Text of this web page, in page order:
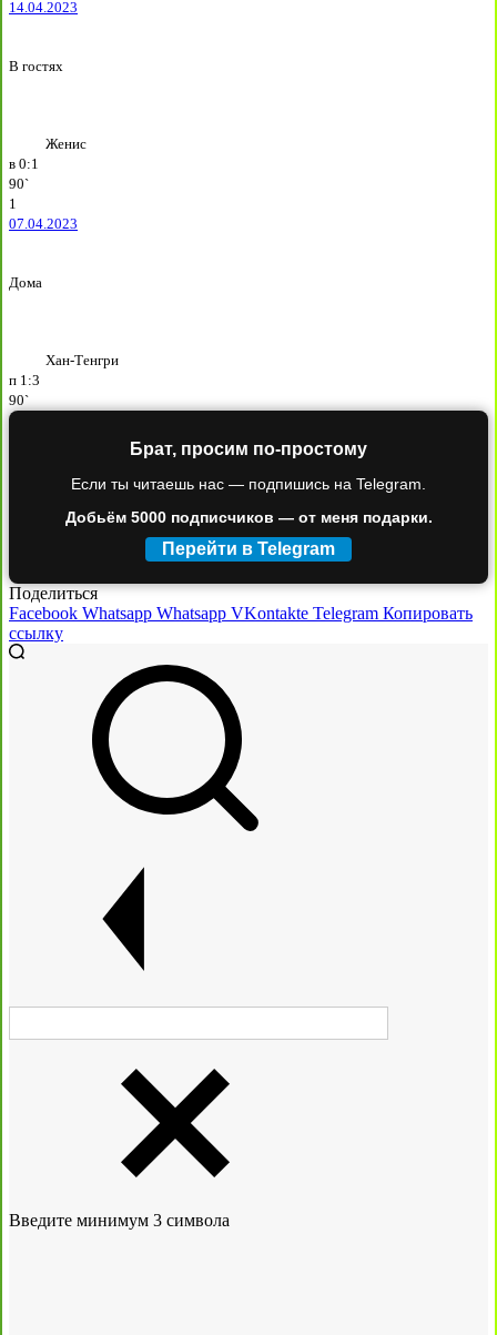
14.04.2023
В гостях
Женис
в 0:1
90`
1
07.04.2023
Дома
Хан-Тенгри
п 1:3
90`
Брат, просим по-простому
Если ты читаешь нас — подпишись на Telegram.
Добьём 5000 подписчиков — от меня подарки.
Перейти в Telegram
Поделиться
Facebook Whatsapp Whatsapp VKontakte Telegram Копировать
ссылку
Введите минимум 3 символа